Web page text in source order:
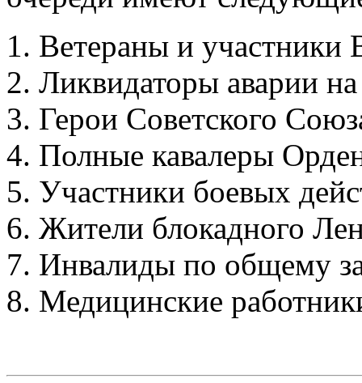
Ветераны и
Ликвидаторы аварии
Герои Советского
Полные кавалеры
Участники боевых
Жители блокадного
Инвалиды по общему
Медицинские